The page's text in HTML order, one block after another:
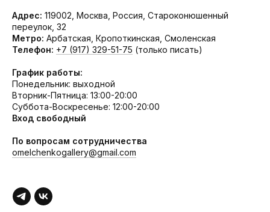
Адрес: 119002, Москва, Россия, Староконюшенный
переулок, 32
Метро: Арбатская, Кропоткинская, Смоленская
Телефон: +7 (917) 329-51-75 (только писать)
График работы:
Понедельник: выходной
Вторник-Пятница: 13:00-20:00
Суббота-Воскресенье: 12:00-20:00
Вход свободный
По вопросам сотрудничества
omelchenkogallery@gmail.com